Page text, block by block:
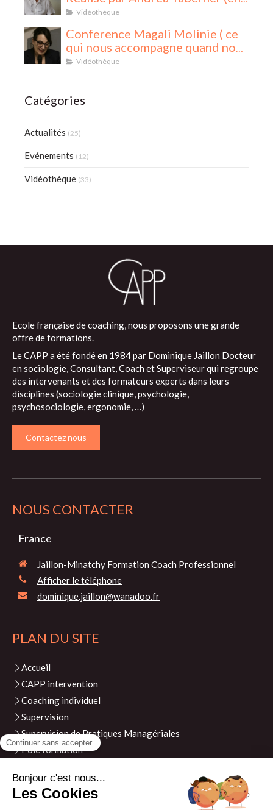
cinq parties)
Vidéothèque
Conference Magali Molinie ( ce
qui nous accompagne quand nous
accompagnons)
Vidéothèque
Catégories
Actualités (25)
Evénements (12)
Vidéothèque (33)
Ecole française de coaching, nous proposons une grande
offre de formations.
Le CAPP a été fondé en 1984 par Dominique Jaillon Docteur
en sociologie, Consultant, Coach et Superviseur qui regroupe
des intervenants et des formateurs experts dans leurs
disciplines (sociologie clinique, psychologie,
psychosociologie, ergonomie, …)
Contactez nous
NOUS CONTACTER
France
Jaillon-Minatchy Formation Coach Professionnel
Afficher le téléphone
dominique.jaillon@wanadoo.fr
PLAN DU SITE
Accueil
CAPP intervention
Coaching individuel
Supervision
Supervision de Pratiques Managériales
Pôle formation
Actualités
Contact